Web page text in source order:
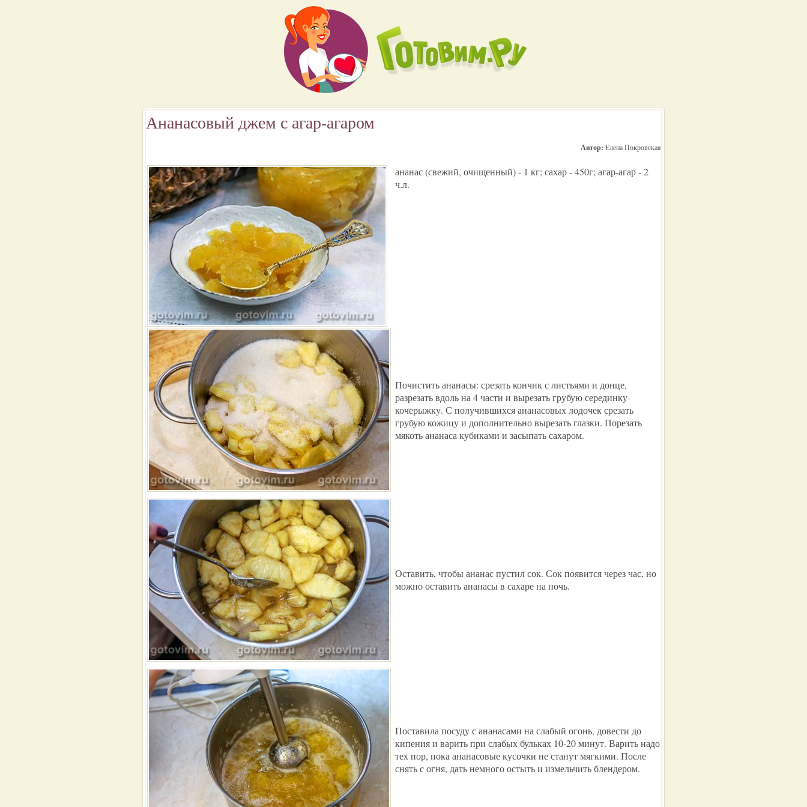
Ананасовый джем с агар-агаром
Автор: Елена Покровская
ананас (свежий, очищенный) - 1 кг; сахар - 450г; агар-агар - 2
ч.л.
Почистить ананасы: срезать кончик с листьями и донце,
разрезать вдоль на 4 части и вырезать грубую серединку-
кочерыжку. С получившихся ананасовых лодочек срезать
грубую кожицу и дополнительно вырезать глазки. Порезать
мякоть ананаса кубиками и засыпать сахаром.
Оставить, чтобы ананас пустил сок. Сок появится через час, но
можно оставить ананасы в сахаре на ночь.
Поставила посуду с ананасами на слабый огонь, довести до
кипения и варить при слабых бульках 10-20 минут. Варить надо
тех пор, пока ананасовые кусочки не станут мягкими. После
снять с огня, дать немного остыть и измельчить блендером.